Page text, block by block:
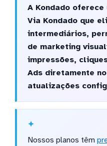
A Kondado
Via Kondado que
intermediários,
de marketing
impressões,
Ads diretamente
atualizações
Nossos planos têm